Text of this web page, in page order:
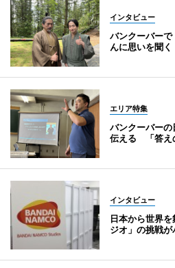
インタビュー
バンクーバー
んに思いを聞く
エリア特集
バンクーバー
伝える 「答え
インタビュー
日本から世界
ジオ」の挑戦